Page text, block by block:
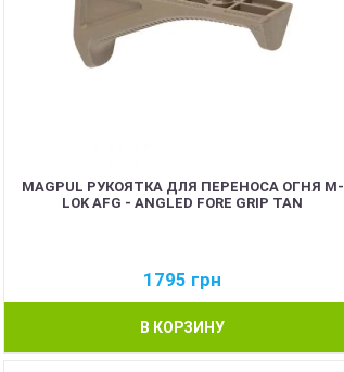
MAGPUL РУКОЯТКА ДЛЯ ПЕРЕНОСА ОГНЯ M-
LOK AFG - ANGLED FORE GRIP TAN
1795 грн
В КОРЗИНУ